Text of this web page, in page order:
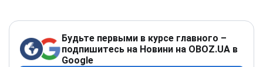
Будьте первыми в курсе главного –
подпишитесь на Новини на OBOZ.UA в
Google